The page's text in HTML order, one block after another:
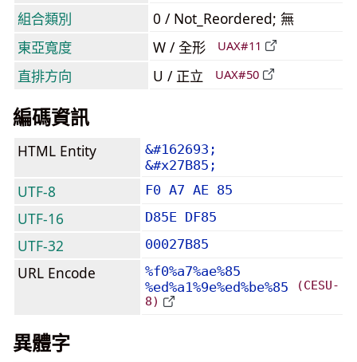
組合類別
0 / Not_Reordered; 無
東亞寬度
W / 全形 UAX#11
直排方向 U / 正立 UAX#50
編碼資訊
HTML Entity
&#162693;
&#x27B85;
UTF-8 F0 A7 AE 85
UTF-16 D85E DF85
UTF-32 00027B85
URL Encode
%f0%a7%ae%85
%ed%a1%9e%ed%be%85
(CESU-
8)
異體字